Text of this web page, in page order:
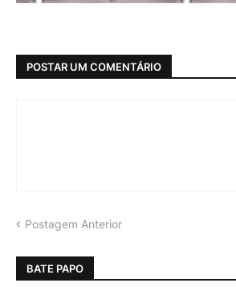
POSTAR UM COMENTÁRIO
Postagem Anterior
BATE PAPO